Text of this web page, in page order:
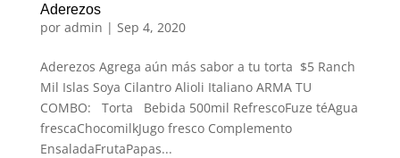
Aderezos
por admin | Sep 4, 2020
Aderezos Agrega aún más sabor a tu torta $5 Ranch
Mil Islas Soya Cilantro Alioli Italiano ARMA TU
COMBO: Torta Bebida 500mil RefrescoFuze téAgua
frescaChocomilkJugo fresco Complemento
EnsaladaFrutaPapas...